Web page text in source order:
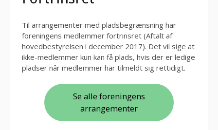
Til arrangementer med pladsbegrænsning har
foreningens medlemmer fortrinsret (Aftalt af
hovedbestyrelsen i december 2017). Det vil sige at
ikke-medlemmer kun kan få plads, hvis der er ledige
pladser når medlemmer har tilmeldt sig rettidigt.
Se alle foreningens
arrangementer